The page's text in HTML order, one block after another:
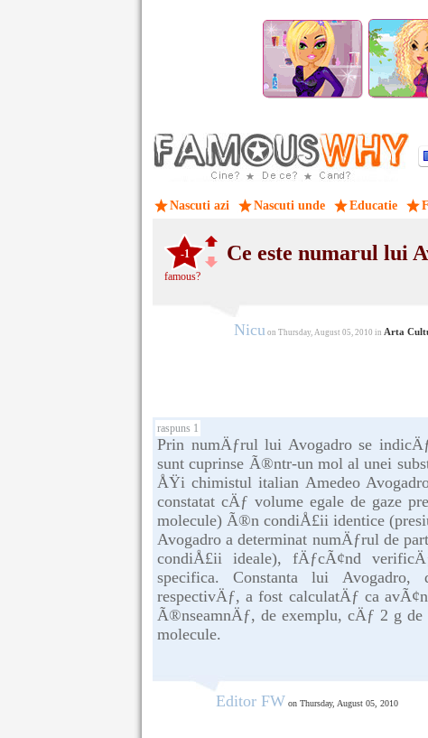
Nascuti azi Nascuti unde Educatie
-1
famous?
Ce este numarul lui
Nicu on Thursday, August 05, 2010 in Arta
raspuns 1
Prin numÄƒrul lui Avogadro se
sunt cuprinse Ã®ntr-un mol al unei
ÅŸi chimistul italian Amedeo
constatat cÄƒ volume egale de gaze
molecule) Ã®n condiÅ£ii identice
Avogadro a determinat numÄƒrul de
condiÅ£ii ideale), fÄƒcÃ¢nd
specifica. Constanta lui Avogadro,
respectivÄƒ, a fost calculatÄƒ ca
Ã®nseamnÄƒ, de exemplu, cÄƒ 2 g
molecule.
Editor FW on Thursday, August 05, 2010